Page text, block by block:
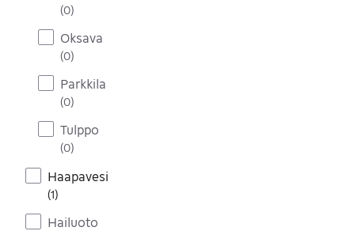
(0)
Oksava
(0)
Parkkila
(0)
Tulppo
(0)
Haapavesi
(1)
Hailuoto